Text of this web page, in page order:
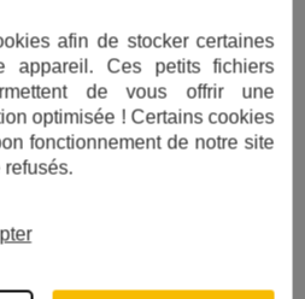
afin de stocker certaines
appareil. Ces petits fichiers
de vous offrir une
optimisée ! Certains cookies
fonctionnement de notre site
refusés.